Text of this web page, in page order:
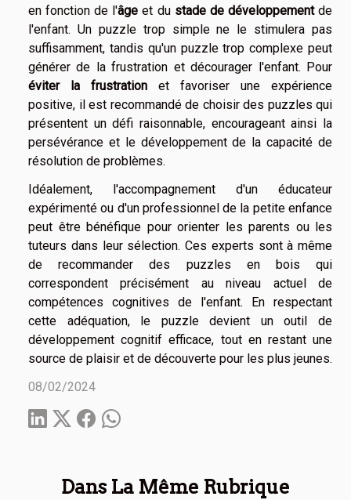
Dans La Même Rubrique
en fonction de l'âge et du stade de développementde
l'enfant. Un puzzle trop simple ne le stimulera pas
suffisamment, tandis qu'un puzzle trop complexe peut
générer de la frustration et décourager l'enfant. Pour
éviter la frustration et favoriser une expérience
positive, il est recommandé de choisir des puzzles qui
présentent un défi raisonnable, encourageant ainsi la
persévérance et le développement de la capacité de
résolution de problèmes.
Idéalement, l'accompagnement d'un éducateur
expérimenté ou d'un professionnel de la petite enfance
peut être bénéfique pour orienter les parents ou les
tuteurs dans leur sélection. Ces experts sont à même
de recommander des puzzles en bois qui
correspondent précisément au niveau actuel de
compétences cognitives de l'enfant. En respectant
cette adéquation, le puzzle devient un outil de
développement cognitif efficace, tout en restant une
source de plaisir et de découverte pour les plus jeunes.
08/02/2024